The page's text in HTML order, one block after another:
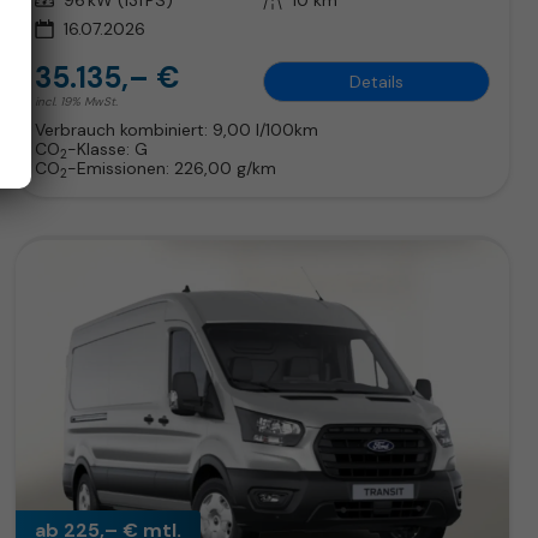
16.07.2026
35.135,– €
incl. 19% MwSt.
Details
Verbrauch kombiniert: 9,00 l/100km
CO2-Klasse: G
CO2-Emissionen: 226,00 g/km
ab 225,– € mtl.